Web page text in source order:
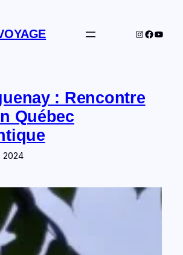
Instagram
: Rencontre
Québec
2024
le rituel du voyageur zen
Telecharger